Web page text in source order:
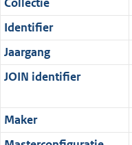
c
a
t
i
i
n
t
e
:
3
b
i
c
a
t
e
i
t
t
e
:
n
Identifier
Jaargang
JOIN identifier
Maker